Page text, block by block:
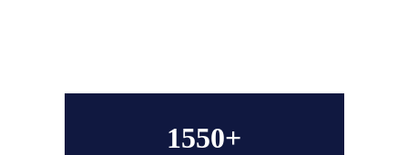
1550+